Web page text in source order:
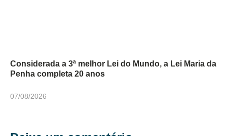
Considerada a 3ª melhor Lei do Mundo, a Lei Maria da
Penha completa 20 anos
07/08/2026